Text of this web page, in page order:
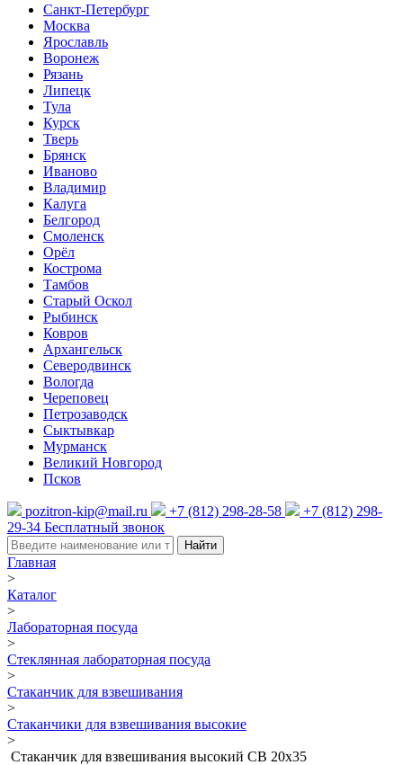
Санкт-Петербург
Москва
Ярославль
Воронеж
Рязань
Липецк
Тула
Курск
Тверь
Брянск
Иваново
Владимир
Калуга
Белгород
Смоленск
Орёл
Кострома
Тамбов
Старый Оскол
Рыбинск
Ковров
Архангельск
Северодвинск
Вологда
Череповец
Петрозаводск
Сыктывкар
Мурманск
Великий Новгород
Псков
pozitron-kip@mail.ru +7 (812) 298-28-58
+7 (812) 298-
29-34 Бесплатный звонок
Найти
Главная
>
Каталог
>
Лабораторная посуда
>
Стеклянная лабораторная посуда
>
Стаканчик для взвешивания
>
Стаканчики для взвешивания высокие
>
Стаканчик для взвешивания высокий СВ 20х35